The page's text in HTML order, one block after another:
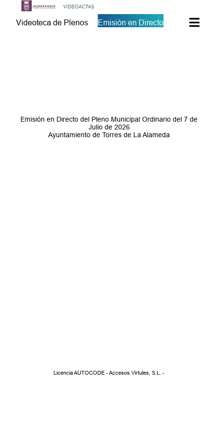
Videoteca de Plenos Emisión en Directo
Emisión en Directo del Pleno Municipal Ordinario del 7 de
Julio de 2026
Ayuntamiento de Torres de La Alameda
Licencia AUTOCODE - Accesos Virtules, S.L. -